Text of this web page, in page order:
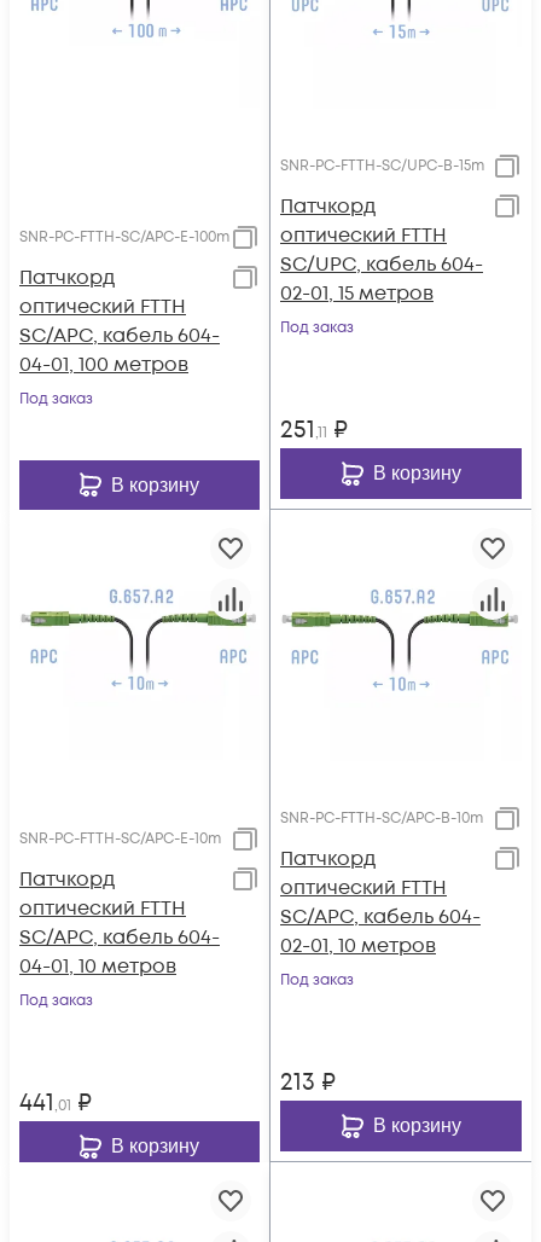
SNR-PC-FTTH-SC/APC-E-100m
Патчкорд
оптический FTTH
SC/APC, кабель 604-
04-01, 100 метров
Под заказ
В корзину
SNR-PC-FTTH-SC/UPC-B-15m
Патчкорд
оптический FTTH
SC/UPC, кабель 604-
02-01, 15 метров
Под заказ
251,11 ₽
В корзину
SNR-PC-FTTH-SC/APC-E-10m
Патчкорд
оптический FTTH
SC/APC, кабель 604-
04-01, 10 метров
Под заказ
441,01 ₽
В корзину
SNR-PC-FTTH-SC/APC-B-10m
Патчкорд
оптический FTTH
SC/APC, кабель 604-
02-01, 10 метров
Под заказ
213 ₽
В корзину